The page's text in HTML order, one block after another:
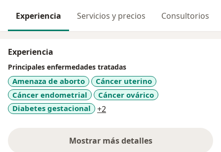
Experiencia Servicios y precios Consultorios
Experiencia
Principales enfermedades tratadas
Amenaza de aborto
Cáncer uterino
Cáncer endometrial
Cáncer ovárico
Diabetes gestacional
+2
Mostrar más detalles
sobre la experiencia